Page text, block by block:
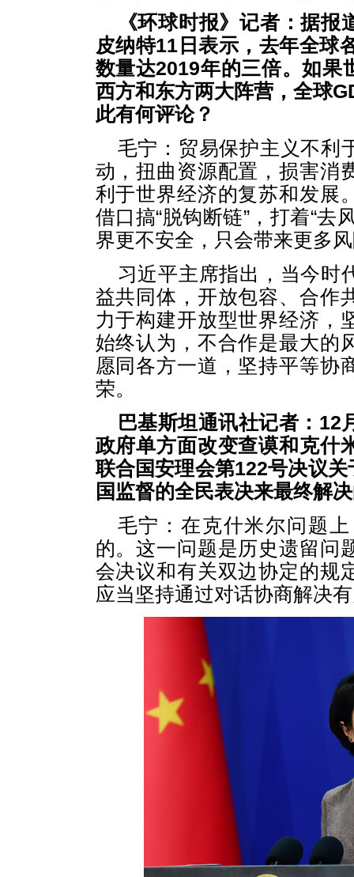
《环球时报》记者：据
皮纳特11日表示，去年全球
数量达2019年的三倍。如果
西方和东方两大阵营，全球
此有何评论？
毛宁：贸易保护主义不利
动，扭曲资源配置，损害消
利于世界经济的复苏和发展
借口搞“脱钩断链”，打着“去
界更不安全，只会带来更多
习近平主席指出，当今时
益共同体，开放包容、合作
力于构建开放型世界经济，
始终认为，不合作是最大的
愿同各方一道，坚持平等协
荣。
巴基斯坦通讯社记者：12
政府单方面改变查谟和克什
联合国安理会第122号决议
国监督的全民表决来最终解
毛宁：在克什米尔问题
的。这一问题是历史遗留问
会决议和有关双边协定的规
应当坚持通过对话协商解决